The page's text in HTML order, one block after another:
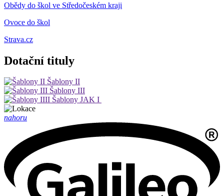
Obědy do škol ve Středočeském kraji
Ovoce do škol
Strava.cz
Dotační tituly
Šablony II
Šablony III
Šablony JAK I
nahoru